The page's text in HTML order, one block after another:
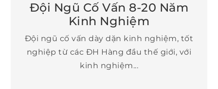
Ðội Ngũ Cố Vấn 8-20 Năm
Kinh Nghiệm
Ðội ngũ cố vấn dày dặn kinh nghiệm, tốt
nghiệp từ các ÐH Hàng đầu thế giới, với
kinh nghiệm...